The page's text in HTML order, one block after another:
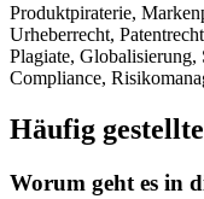
Produktpiraterie,
Urheberrecht,
Plagiate, Globalisierung,
Compliance,
Häufig
Worum geht es in